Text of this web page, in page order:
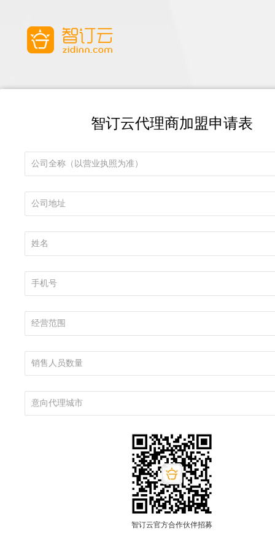
智订云代理商加盟申请表
智订云官方合作伙伴招募